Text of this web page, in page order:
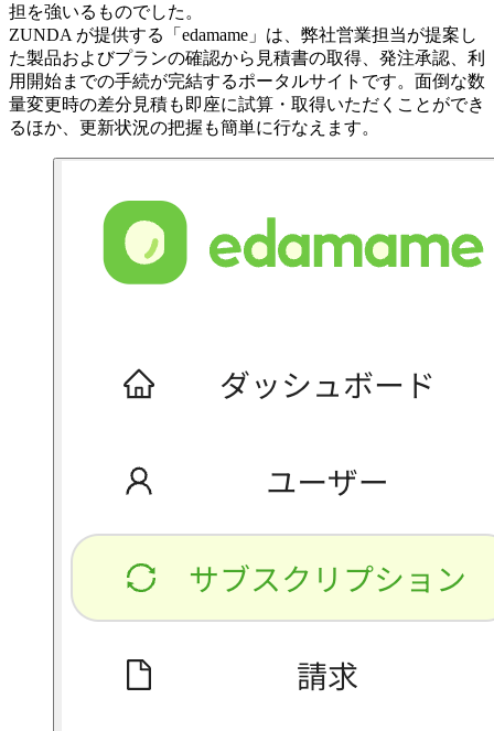
担を強いるものでした。
ZUNDA が提供する「edamame」は、弊社営業担当が提案し
た製品およびプランの確認から見積書の取得、発注承認、利
用開始までの手続が完結するポータルサイトです。面倒な数
量変更時の差分見積も即座に試算・取得いただくことができ
るほか、更新状況の把握も簡単に行なえます。